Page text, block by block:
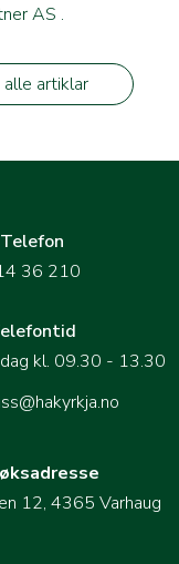
AS .
alle artiklar
Telefon
36 210
kl. 09.30 - 13.30
12, 4365 Varhaug